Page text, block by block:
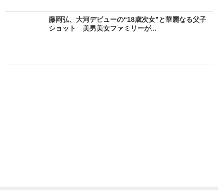
藤岡弘、大河デビューの“18歳次女”と華麗なる父子
ショット 美男美女ファミリーが...